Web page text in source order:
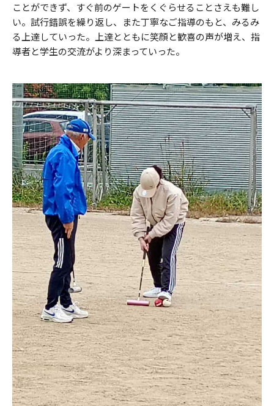
ことができず、すぐ前のゲートをくぐらせることさえも難し
い。試行錯誤を繰り返し、また丁寧なご指導のもと、みるみ
る上達していった。上達とともに笑顔と歓喜の声が増え、指
導者と学生の交流がより深まっていった。